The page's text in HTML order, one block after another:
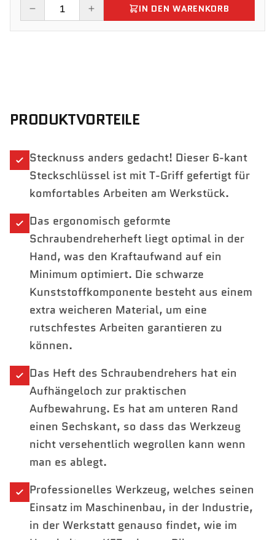
IN DEN WARENKORB
PRODUKTVORTEILE
Stecknuss anders gedacht! Dieser 6-kant
Steckschlüssel ist mit T-Griff gefertigt für
komfortables Arbeiten am Werkstück.
Das ergonomisch geformte
Schraubendreherheft liegt optimal in der
Hand, was den Kraftaufwand auf ein
Minimum optimiert. Die schwarze
Kunststoffkomponente besteht aus einem
extra weicheren Material, um eine
rutschfestes Arbeiten garantieren zu
können.
Das Heft des Schraubendrehers hat ein
Aufhängeloch zur praktischen
Aufbewahrung. Es hat am unteren Rand
einen Sechskant, so dass das Werkzeug
nicht versehentlich wegrollen kann wenn
man es ablegt.
Professionelles Werkzeug, welches seinen
Einsatz im Maschinenbau, in der Industrie,
in der Werkstatt genauso findet, wie im